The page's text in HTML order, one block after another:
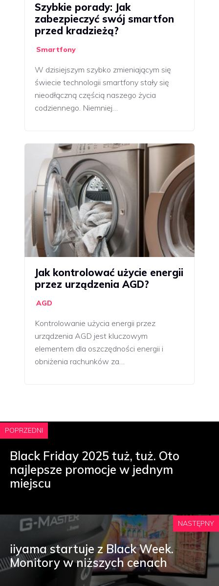
Szybkie porady: Jak
zabezpieczyć swój smartfon
przed kradzieżą?
Smartfony
W dzisiejszym szybko zmieniającym się
świecie technologii smartfony stały się
nieodłączną częścią naszego życia
codziennego. Niemniej…
Jak kontrolować użycie energii
przez urządzenia AGD?
AGD
Kontrolowanie użycia energii przez
urządzenia AGD jest kluczowym
elementem dla oszczędności energii i
obniżenia rachunków za…
POPRZEDNI
Black Friday 2025 tuż, tuż. Oto
najlepsze promocje w jednym
miejscu
NASTĘPNY
iiyama startuje z Black Week.
Monitory w niższych cenach